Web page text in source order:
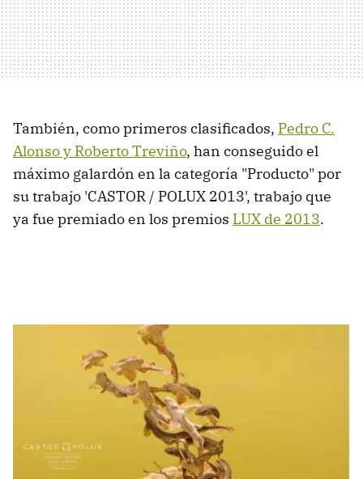
También, como primeros clasificados, Pedro C.
Alonso y Roberto Treviño, han conseguido el
máximo galardón en la categoría "Producto" por
su trabajo 'CASTOR / POLUX 2013', trabajo que
ya fue premiado en los premios LUX de 2013.